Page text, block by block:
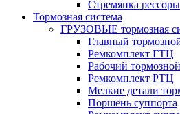
Стремянка рессоры
Тормозная система
ГРУЗОВЫЕ тормозная
Главный
Ремкомплект ГТЦ
Рабочий
Ремкомплект РТЦ
Мелкие детали
Поршень суппорта